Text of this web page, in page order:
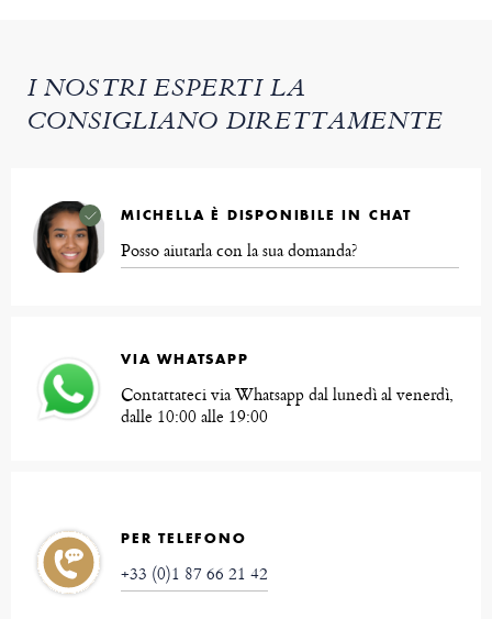
I NOSTRI ESPERTI LA
CONSIGLIANO DIRETTAMENTE
MICHELLA È DISPONIBILE IN CHAT
Posso aiutarla con la sua domanda?
VIA WHATSAPP
Contattateci via Whatsapp dal lunedì al venerdì,
dalle 10:00 alle 19:00
PER TELEFONO
+33 (0)1 87 66 21 42